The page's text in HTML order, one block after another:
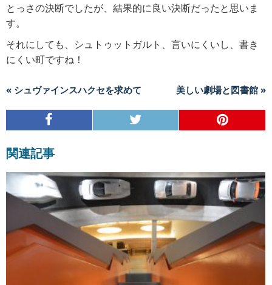
とっさの決断でしたが、結果的に良い決断だったと思いま
す。
それにしても、シュトゥットガルト、言いにくいし、書き
にくい町ですね！
« シュヴァインスハクセを求めて 美しい劇場と図書館 »
関連記事